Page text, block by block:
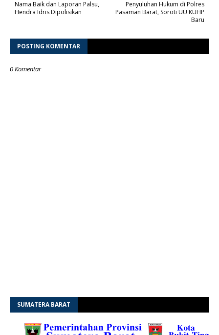
Penyuluhan Hukum di Polres
Pasaman Barat, Soroti UU KUHP
Baru
Nama Baik dan Laporan Palsu,
Hendra Idris Dipolisikan
POSTING KOMENTAR
0 Komentar
SUMATERA BARAT